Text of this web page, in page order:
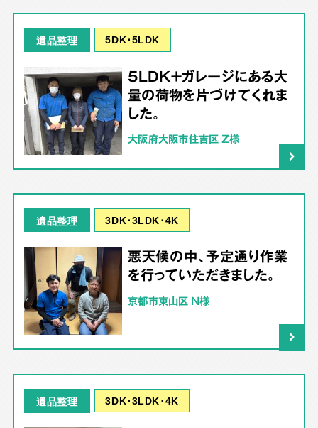
遺品整理 5DK･5LDK
5LDK＋ガレージにある大
量の荷物を片づけてくれま
した。
大阪府大阪市住吉区 Z様
遺品整理 3DK･3LDK･4K
悪天候の中、予定通り作業
を行っていただきました。
京都市東山区 N様
遺品整理 3DK･3LDK･4K